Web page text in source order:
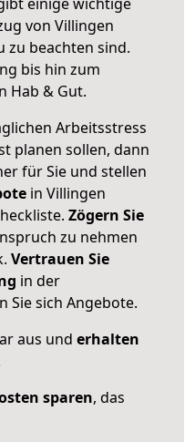
von Villingen
zu beachten sind.
bis hin zum
Hab & Gut.
Arbeitsstress
planen sollen, dann
für Sie und stellen
in Villingen
Zögern Sie
zu nehmen
Vertrauen Sie
in der
Sie sich Angebote.
aus und erhalten
sparen, das